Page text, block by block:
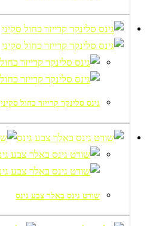
גינס סלינקר קרייזר כחול סקיני
שורט גינס באלר צבע גינס